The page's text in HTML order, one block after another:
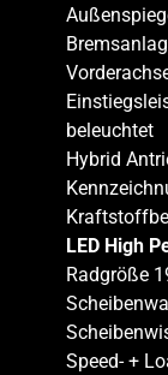
beleuchtet
Hybrid
LED High
Radgröße
Speed- +